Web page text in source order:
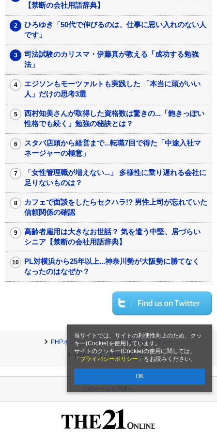
当サイトでは、サイトの利便性向上のため、クッ
キー(Cookie)を使用しています。
サイトのクッキー(Cookie)の使用に関しては、
「 プライバシーポリシー 」をお読みください。
OK
【禁断の会社用語辞典】
ひろゆき「50代で伸びるのは、仕事に思い入れのない人
です」
司法試験のカリスマ・伊藤真が教える「成功する勉強
法」
エジソンもモーツァルトも実践した 「本当に頭がいい
人」だけの思考3選
西村知美さんが取得した資格数は驚きの...「飽きっぽい
性格でも続く」勉強の秘訣とは？
スタバ店頭から経営まで...転職7回で得た「中途入社マ
ネージャーの極意」
「女性管理職が増えない...」 多様性に乗り遅れる会社に
足りないものは？
カフェで面談をしたらセクハラ!? 男性上司が忘れていた
信頼関係の確認
高齢者雇用は大きなお世話？ 気を遣う中堅、居づらい
シニア【禁断の会社用語辞典】
PL対横浜から25年以上...神奈川勢が大阪勢に勝てなく
なったのはなぜか？
PHPオンラインとは
プライバシーポリシー
Webサイトご利用にあたって
このページのTOPへ